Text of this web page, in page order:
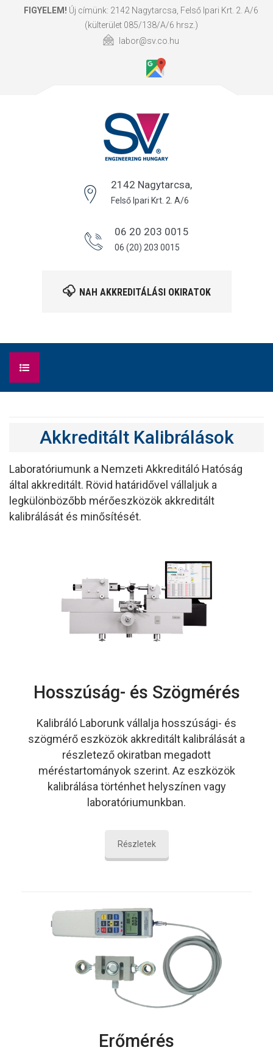
FIGYELEM! Új címünk: 2142 Nagytarcsa, Felső Ipari Krt. 2. A/6
(külterület 085/138/A/6 hrsz.)
labor@sv.co.hu
2142 Nagytarcsa,
Felső Ipari Krt. 2. A/6
06 20 203 0015
06 (20) 203 0015
NAH AKKREDITÁLÁSI OKIRATOK
MÉRŐESZKÖZ KALIBRÁLÁS
MÉRŐESZKÖZ FORGALMAZÁS
TANUSÍTVÁNYOK
Akkreditált Kalibrálások
Laboratóriumunk a Nemzeti Akkreditáló Hatóság
által akkreditált. Rövid határidővel vállaljuk a
legkülönbözőbb mérőeszközök akkreditált
kalibrálását és minősítését.
Hosszúság- és Szögmérés
Kalibráló Laborunk vállalja hosszúsági- és
szögmérő eszközök akkreditált kalibrálását a
részletező okiratban megadott
méréstartományok szerint. Az eszközök
kalibrálása történhet helyszínen vagy
laboratóriumunkban.
Részletek
Erőmérés